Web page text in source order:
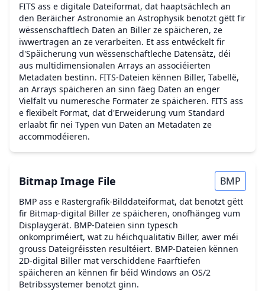
FITS ass e digitale Dateiformat, dat haaptsächlech an
den Beräicher Astronomie an Astrophysik benotzt gëtt fir
wëssenschaftlech Daten an Biller ze späicheren, ze
iwwertragen an ze verarbeiten. Et ass entwéckelt fir
d'Späicherung vun wëssenschaftleche Datensätz, déi
aus multidimensionalen Arrays an associéierten
Metadaten bestinn. FITS-Dateien kënnen Biller, Tabellë,
an Arrays späicheren an sinn fäeg Daten an enger
Vielfalt vu numeresche Formater ze späicheren. FITS ass
e flexibelt Format, dat d'Erweiderung vum Standard
erlaabt fir nei Typen vun Daten an Metadaten ze
accommodéieren.
Bitmap Image File BMP
BMP ass e Rastergrafik-Bilddateiformat, dat benotzt gëtt
fir Bitmap-digital Biller ze späicheren, onofhängeg vum
Displaygerät. BMP-Dateien sinn typesch
onkompriméiert, wat zu héichqualitativ Biller, awer méi
grouss Dateigréissten resultéiert. BMP-Dateien kënnen
2D-digital Biller mat verschiddene Faarftiefen
späicheren an kënnen fir béid Windows an OS/2
Betribssystemer benotzt ginn.